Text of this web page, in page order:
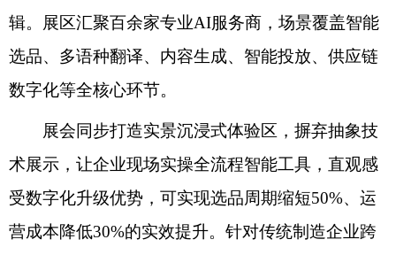
辑。展区汇聚百余家专业AI服务商，场景覆盖智能
选品、多语种翻译、内容生成、智能投放、供应链
数字化等全核心环节。
展会同步打造实景沉浸式体验区，摒弃抽象技
术展示，让企业现场实操全流程智能工具，直观感
受数字化升级优势，可实现选品周期缩短50%、运
营成本降低30%的实效提升。针对传统制造企业跨